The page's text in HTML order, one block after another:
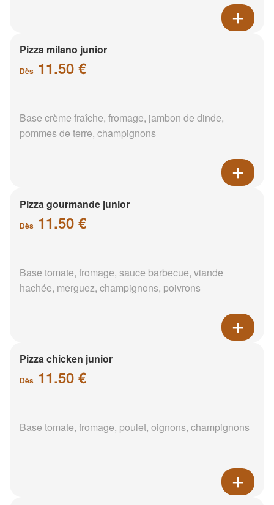
Pizza milano junior
Dès 11.50 €
Base crème fraîche, fromage, jambon de dinde,
pommes de terre, champignons
Pizza gourmande junior
Dès 11.50 €
Base tomate, fromage, sauce barbecue, viande
hachée, merguez, champignons, poivrons
Pizza chicken junior
Dès 11.50 €
Base tomate, fromage, poulet, oignons, champignons